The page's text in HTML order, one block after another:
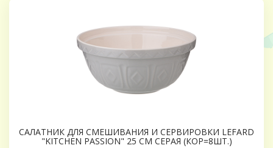
САЛАТНИК ДЛЯ СМЕШИВАНИЯ И СЕРВИРОВКИ LEFARD
"KITCHEN PASSION" 25 СМ СЕРАЯ (КОР=8ШТ.)